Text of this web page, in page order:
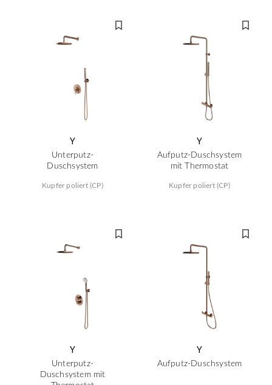
Y
Unterputz-
Duschsystem
Kupfer poliert (CP)
Y
Aufputz-Duschsystem
mit Thermostat
Kupfer poliert (CP)
Y
Unterputz-
Duschsystem mit
Y
Aufputz-Duschsystem